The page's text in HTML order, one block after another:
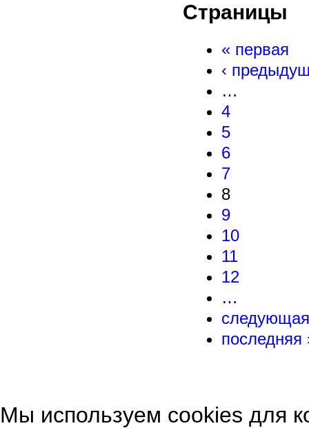
Страницы
« первая
‹
…
4
5
6
7
8
9
10
11
12
…
последняя
Мы используем cookies для